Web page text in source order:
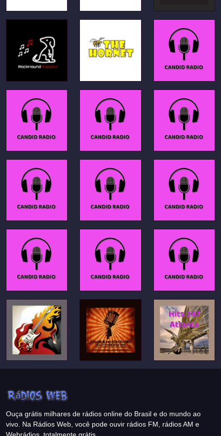
Ouça grátis milhares de rádios online do Brasil e do mundo ao
vivo. Na Rádios Web, você pode ouvir rádios FM, rádios AM e